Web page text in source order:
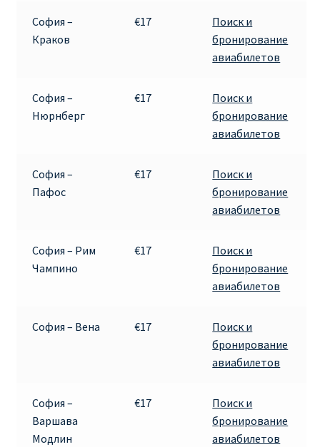
ПРАВИЛА RYANAIR В АЭРОПОРТУ И НА БОРТУ
ПУТЕШЕСТВИЕ С ДЕТЬМИ И МЛАДЕНЦАМИ
РЕЙСАМИ RYANAIR
ПУТЕШЕСТВИЯ РЕЙСАМИ RYANAIR
Информация по бронированию билетов Ryanair
КАК НАЙТИ ДЕШЕВЫЙ БИЛЕТ
КУПИТЬ АВИАБИЛЕТЫ ДЕШЕВО
Париж
София –
Краков
€17
Поиск и
бронирование
авиабилетов
София –
Нюрнберг
€17
Поиск и
бронирование
авиабилетов
София –
Пафос
€17
Поиск и
бронирование
авиабилетов
София – Рим
Чампино
€17
Поиск и
бронирование
авиабилетов
София – Вена €17
Поиск и
бронирование
авиабилетов
София –
Варшава
Модлин
€17
Поиск и
бронирование
авиабилетов